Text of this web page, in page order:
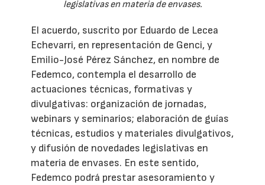
legislativas en materia de envases.
El acuerdo, suscrito por Eduardo de Lecea
Echevarri, en representación de Genci, y
Emilio-José Pérez Sánchez, en nombre de
Fedemco, contempla el desarrollo de
actuaciones técnicas, formativas y
divulgativas: organización de jornadas,
webinars y seminarios; elaboración de guías
técnicas, estudios y materiales divulgativos,
y difusión de novedades legislativas en
materia de envases. En este sentido,
Fedemco podrá prestar asesoramiento y